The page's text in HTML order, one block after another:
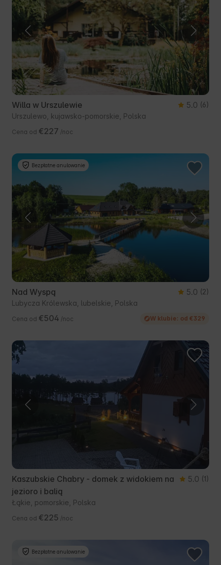
Willa w Urszulewie 5.0 (6)
Urszulewo, kujawsko-pomorskie, Polska
Cena od €227 /noc
Bezpłatne anulowanie
Nad Wyspą 5.0 (2)
Lubycza Królewska, lubelskie, Polska
Cena od €504 /noc W klubie: od €329
Kaszubskie Chabry - domek z widokiem na
jezioro i balią
5.0 (1)
Łąkie, pomorskie, Polska
Cena od €225 /noc
Bezpłatne anulowanie